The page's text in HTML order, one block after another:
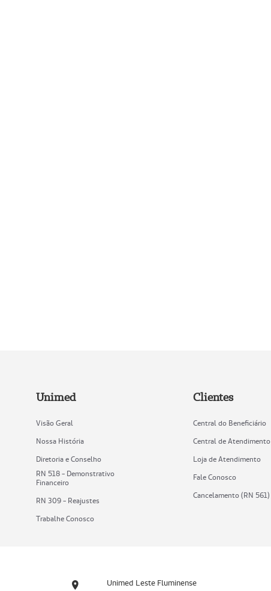
Unimed
Visão Geral
Nossa História
Diretoria e Conselho
RN 518 - Demonstrativo
Financeiro
RN 309 - Reajustes
Trabalhe Conosco
Clientes
Central do Beneficiário
Central de Atendimento
Loja de Atendimento
Fale Conosco
Cancelamento (RN 561)
Unimed Leste Fluminense